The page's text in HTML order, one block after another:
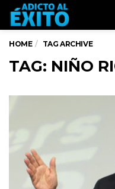
HOME TAG ARCHIVE
TAG: NIÑO